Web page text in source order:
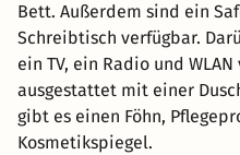
Bett. Außerdem sind ein
Schreibtisch verfügbar.
ein TV, ein Radio und
ausgestattet mit einer
gibt es einen Föhn,
Kosmetikspiegel.